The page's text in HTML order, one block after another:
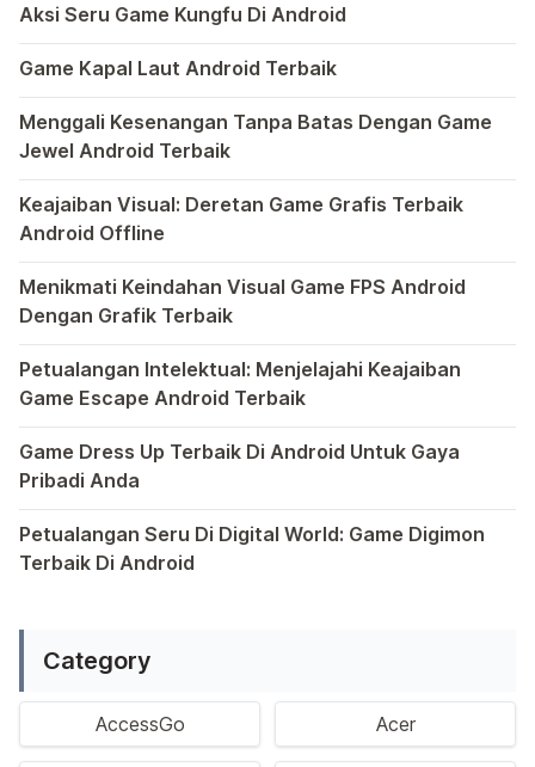
Aksi Seru Game Kungfu Di Android
Dunia game selalu menawarkan pengalaman yang
Game Kapal Laut Android Terbaik
Di dunia game Android yang kaya dengan berbagai jenis
Menggali Kesenangan Tanpa Batas Dengan Game
Jewel Android Terbaik
Dalam hiruk-pikuk dunia game Android, ada satu genre
Keajaiban Visual: Deretan Game Grafis Terbaik
Android Offline
Ponsel pintar telah mengubah cara kita bermain game,
Menikmati Keindahan Visual Game FPS Android
Dengan Grafik Terbaik
Semakin berkembangnya teknologi di era digital saat ini,
Petualangan Intelektual: Menjelajahi Keajaiban
Game Escape Android Terbaik
Dalam dunia game Android, genre escape telah mencuri
Game Dress Up Terbaik Di Android Untuk Gaya
Pribadi Anda
Saat ini, platform Android telah menjadi wadah kreativitas
Petualangan Seru Di Digital World: Game Digimon
Terbaik Di Android
Category
AccessGo Acer